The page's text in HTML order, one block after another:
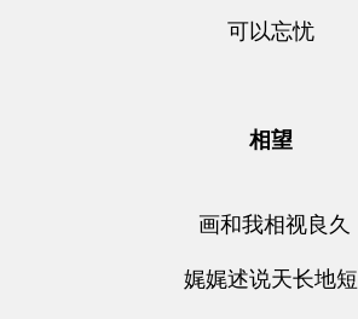
可以忘忧
相望
画和我相视良久
娓娓述说天长地短